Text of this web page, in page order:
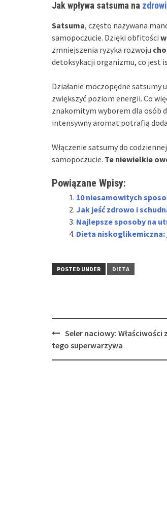
Jak wpływa satsuma na
Satsuma, często nazywana
samopoczucie. Dzięki obfitości
zmniejszenia ryzyka rozwoju
detoksykacji organizmu, co jest
Działanie moczopędne satsumy
zwiększyć poziom energii. Co
znakomitym wyborem dla osób
intensywny aromat potrafią
Włączenie satsumy do
samopoczucie. Te niewielkie
Powiązane Wpisy:
10 niesamowitych
Jak jeść zdrowo i
Najlepsze sposoby na
Dieta
POSTED UNDER DIETA
Post
navigation
Seler naciowy:
tego superwarzywa